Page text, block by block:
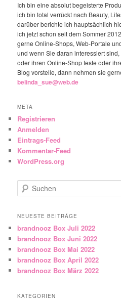
Ich bin eine absolut begeisterte
ich bin total verrückt nach Beauty,
darüber berichte ich hauptsächlich
ich jetzt schon seit dem Sommer
gerne Online-Shops, Web-Portale
und wenn Sie daran interessiert
oder ihren Online-Shop teste oder
Blog vorstelle, dann nehmen sie
belinda_sue@web.de
META
Registrieren
Anmelden
Eintrags-Feed
Kommentar-Feed
WordPress.org
Suchen
NEUESTE BEITRÄGE
brandnooz Box Juli 2022
brandnooz Box Juni 2022
brandnooz Box Mai 2022
brandnooz Box April 2022
brandnooz Box März 2022
KATEGORIEN